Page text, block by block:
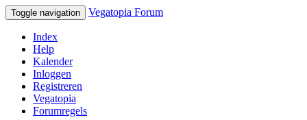
Toggle navigation Vegatopia Forum
Index
Help
Kalender
Inloggen
Registreren
Vegatopia
Forumregels